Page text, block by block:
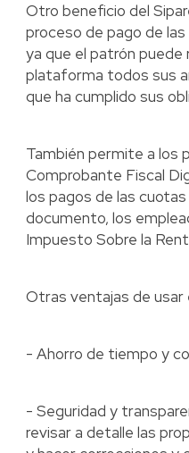
Otro beneficio del
proceso de pago de
ya que el patrón puede
plataforma todos sus
que ha cumplido sus
También permite a los
Comprobante Fiscal
los pagos de las
documento, los
Impuesto Sobre la
Otras ventajas de usar
- Ahorro de tiempo y
- Seguridad y
revisar a detalle las